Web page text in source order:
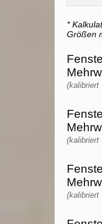
*
Größen
(kalibriert
(kalibriert
(kalibriert